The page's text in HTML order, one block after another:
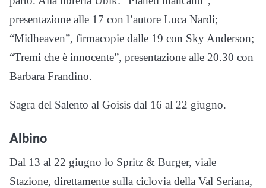
presentazione alle 17 con l’autore Luca Nardi;
“Midheaven”, firmacopie dalle 19 con Sky Anderson;
“Tremi che è innocente”, presentazione alle 20.30 con
Barbara Frandino.
Sagra del Salento al Goisis dal 16 al 22 giugno.
Albino
Dal 13 al 22 giugno lo Spritz & Burger, viale
Stazione, direttamente sulla ciclovia della Val Seriana,